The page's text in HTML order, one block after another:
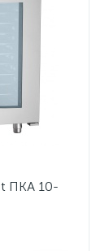
ПКА 10-